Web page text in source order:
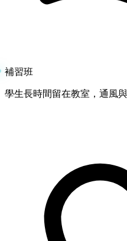
補習班
學生長時間留在教室，通風